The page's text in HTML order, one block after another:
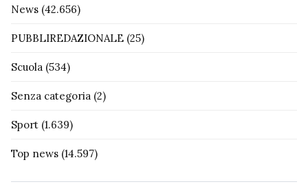
News (42.656)
PUBBLIREDAZIONALE (25)
Scuola (534)
Senza categoria (2)
Sport (1.639)
Top news (14.597)